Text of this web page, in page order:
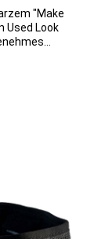
"Make
Used Look